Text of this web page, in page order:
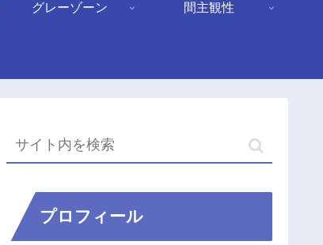
グレーゾーン 間主観性
プロフィール